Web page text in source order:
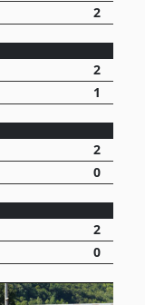
2
2
1
2
0
2
0